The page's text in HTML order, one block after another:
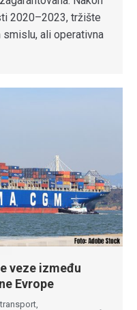
2020–2023, tržište
ali operativna
veze između
Evrope